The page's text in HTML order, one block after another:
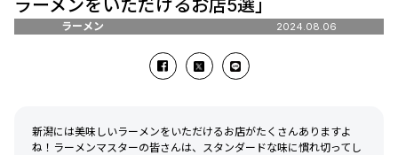
ラーメンをいただけるお店5選」
ラーメン 2024.08.06
新潟には美味しいラーメンをいただけるお店がたくさんありますよ
ね！ラーメンマスターの皆さんは、スタンダードな味に慣れ切ってし